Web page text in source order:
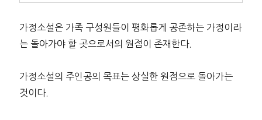
가정소설은 가족 구성원들이 평화롭게 공존하는 가정이라
는 돌아가야 할 곳으로서의 원점이 존재한다.
가정소설의 주인공의 목표는 상실한 원점으로 돌아가는
것이다.